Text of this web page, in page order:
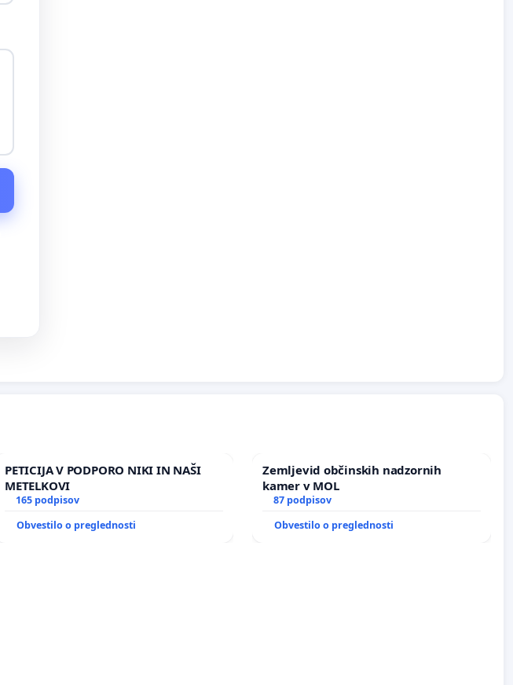
PETICIJA V PODPORO NIKI IN NAŠI
METELKOVI
165 podpisov
Obvestilo o preglednosti
Zemljevid občinskih nadzornih
kamer v MOL
87 podpisov
Obvestilo o preglednosti